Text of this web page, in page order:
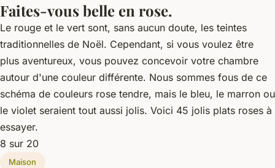
Faites-vous belle en rose.
Le rouge et le vert sont, sans aucun doute, les teintes
traditionnelles de Noël. Cependant, si vous voulez être
plus aventureux, vous pouvez concevoir votre chambre
autour d'une couleur différente. Nous sommes fous de ce
schéma de couleurs rose tendre, mais le bleu, le marron ou
le violet seraient tout aussi jolis. Voici 45 jolis plats roses à
essayer.
8 sur 20
Maison